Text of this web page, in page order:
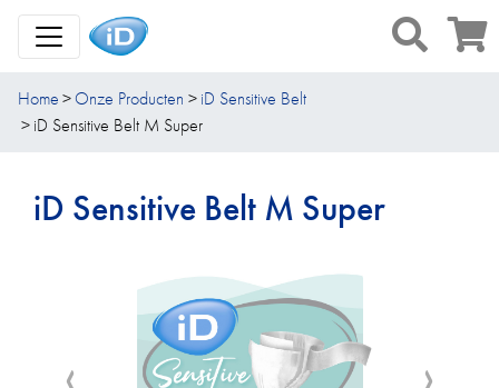
Toggle Navigation
Home Onze Producten
iD Sensitive Belt
iD Sensitive Belt M Super
iD Sensitive Belt M Super